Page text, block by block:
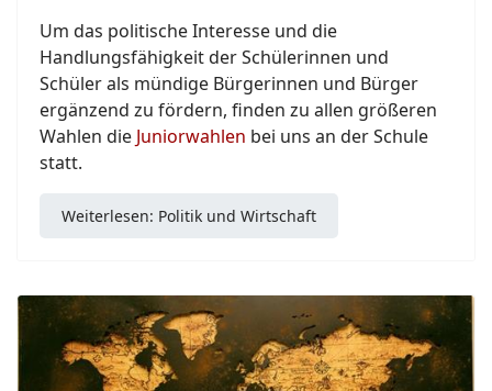
Um das politische Interesse und die
Handlungsfähigkeit der Schülerinnen und
Schüler als mündige Bürgerinnen und Bürger
ergänzend zu fördern, finden zu allen größeren
Wahlen die Juniorwahlen bei uns an der Schule
statt.
Weiterlesen: Politik und Wirtschaft